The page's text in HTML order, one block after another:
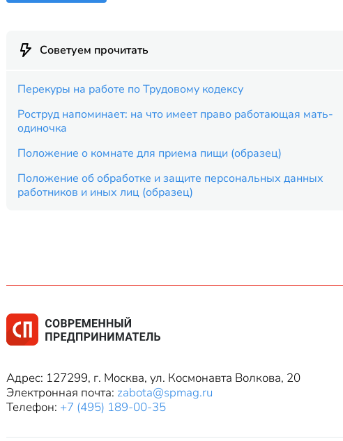
Советуем прочитать
Перекуры на работе по Трудовому кодексу
Роструд напоминает: на что имеет право работающая мать-
одиночка
Положение о комнате для приема пищи (образец)
Положение об обработке и защите персональных данных
работников и иных лиц (образец)
Адрес: 127299, г. Москва, ул. Космонавта Волкова, 20
Электронная почта: zabota@spmag.ru
Телефон: +7 (495) 189-00-35